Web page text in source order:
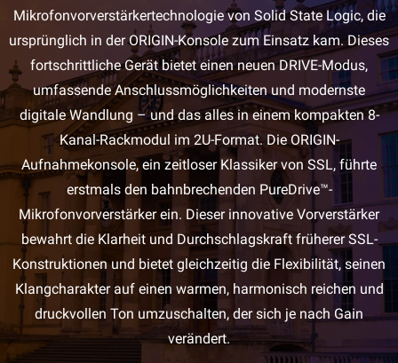
Mikrofonvorverstärkertechnologie von Solid State Logic, die
ursprünglich in der ORIGIN-Konsole zum Einsatz kam. Dieses
fortschrittliche Gerät bietet einen neuen DRIVE-Modus,
umfassende Anschlussmöglichkeiten und modernste
digitale Wandlung – und das alles in einem kompakten 8-
Kanal-Rackmodul im 2U-Format. Die ORIGIN-
Aufnahmekonsole, ein zeitloser Klassiker von SSL, führte
erstmals den bahnbrechenden PureDrive™-
Mikrofonvorverstärker ein. Dieser innovative Vorverstärker
bewahrt die Klarheit und Durchschlagskraft früherer SSL-
Konstruktionen und bietet gleichzeitig die Flexibilität, seinen
Klangcharakter auf einen warmen, harmonisch reichen und
druckvollen Ton umzuschalten, der sich je nach Gain
verändert.